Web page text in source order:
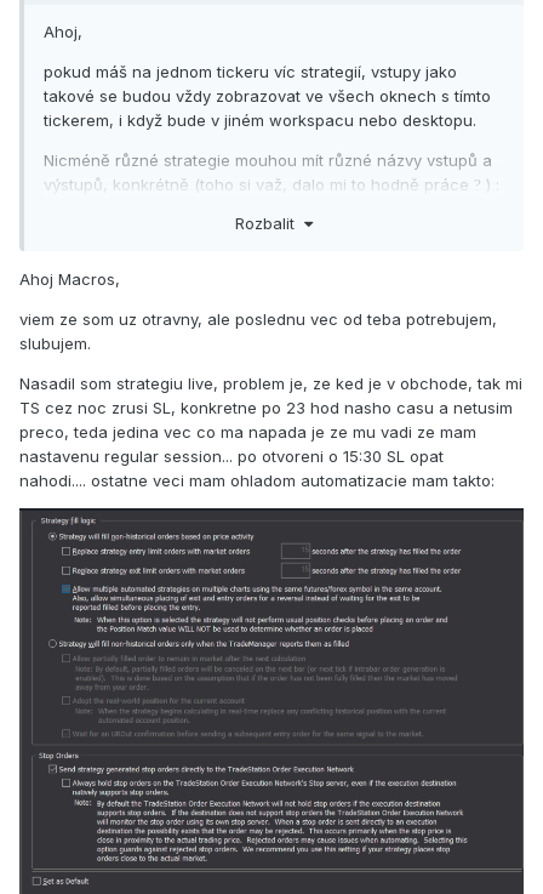
Ahoj,
pokud máš na jednom tickeru víc strategií, vstupy jako
takové se budou vždy zobrazovat ve všech oknech s tímto
tickerem, i když bude v jiném workspacu nebo desktopu.
Nicméně různé strategie mouhou mít různé názvy vstupů a
výstupů, konkrétně (toho si važ, dalo mi to hodně práce ? ) :
If marketposition > 0 then sell ("Mon_Exit") from entry
("Mon_Enter") next bar at open;
Toto zajistí vstupy a výstupy právě této strategie a druhá do
ní nebude zasahovat. Jako vždy to ovšem má jedno ALE -
SetStopLoss, SetProfitTarget a podobné příkazy - ty se totiž
nedají nastavit na název vstupu, ale vztahují se pro stav na
daném tickeru. Jediná možnost je mít SL a PT stejné na
všech strategiích daného tickeru. Osobně to tak dělám.
Nicméně nemám prakticky vyzkoušeno, co se stane s PT a
SL při nakoupených dvou kontraktech, protože to mám
zablokované na vstupu (vstoupí se do obchodu if
marketposition = 0). Něco mi ale říká, že to nebude fungovat
správně, protože se budou profity nebo ztráty sčítat a
obchod se ukončí prakticky v polovině.
Rozbalit
Ahoj Macros,
viem ze som uz otravny, ale poslednu vec od teba potrebujem,
slubujem.
Nasadil som strategiu live, problem je, ze ked je v obchode, tak mi
TS cez noc zrusi SL, konkretne po 23 hod nasho casu a netusim
preco, teda jedina vec co ma napada je ze mu vadi ze mam
nastavenu regular session... po otvoreni o 15:30 SL opat
nahodi.... ostatne veci mam ohladom automatizacie mam takto: